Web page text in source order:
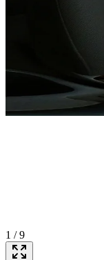
1 /9